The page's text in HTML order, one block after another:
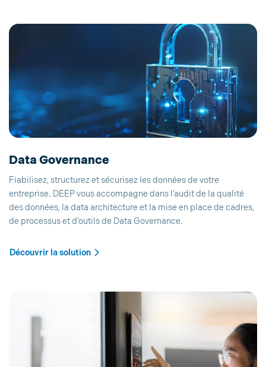
Data Governance
Fiabilisez, structurez et sécurisez les données de votre
entreprise. DEEP vous accompagne dans l’audit de la qualité
des données, la data architecture et la mise en place de cadres,
de processus et d’outils de Data Governance.
Découvrir la solution